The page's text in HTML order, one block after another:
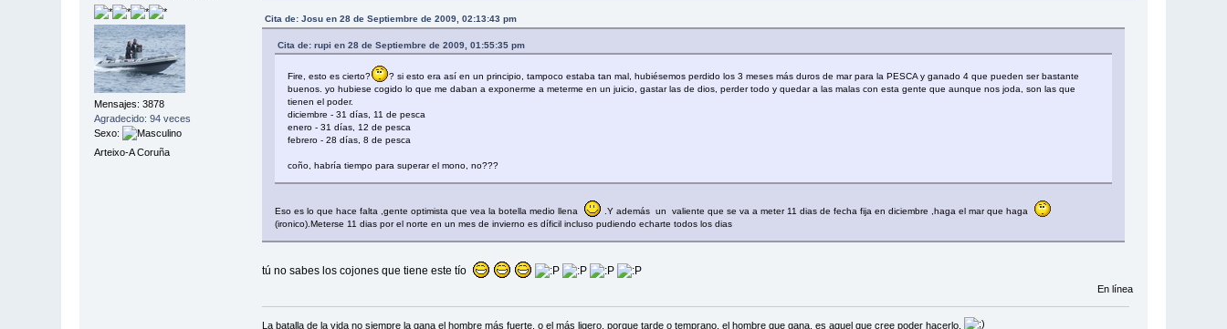
Mensajes: 3878
Agradecido: 94 veces
Sexo:
Arteixo-A Coruña
Cita de: Josu en 28 de Septiembre de 2009, 02:13:43 pm
Cita de: rupi en 28 de Septiembre de 2009, 01:55:35 pm
Fire, esto es cierto?
? si esto era así en un principio, tampoco estaba tan mal, hubiésemos perdido los 3 meses más duros de mar para la PESCA y ganado 4 que pueden ser bastante
buenos. yo hubiese cogido lo que me daban a exponerme a meterme en un juicio, gastar las de dios, perder todo y quedar a las malas con esta gente que aunque nos joda, son las que
tienen el poder.
diciembre - 31 días, 11 de pesca
enero - 31 días, 12 de pesca
febrero - 28 días, 8 de pesca
coño, habría tiempo para superar el mono, no???
Eso es lo que hace falta ,gente optimista que vea la botella medio llena
.Y además un valiente que se va a meter 11 dias de fecha fija en diciembre ,haga el mar que haga
(ironico).Meterse 11 dias por el norte en un mes de invierno es díficil incluso pudiendo echarte todos los dias
tú no sabes los cojones que tiene este tío
En línea
La batalla de la vida no siempre la gana el hombre más fuerte, o el más ligero, porque tarde o temprano, el hombre que gana, es aquel que cree poder hacerlo.